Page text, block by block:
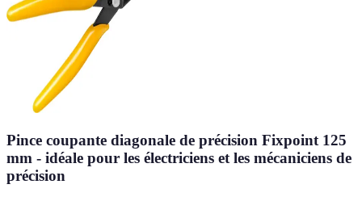
Pince coupante diagonale de précision Fixpoint 125
mm - idéale pour les électriciens et les mécaniciens de
précision